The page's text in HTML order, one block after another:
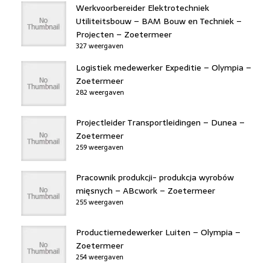
Werkvoorbereider Elektrotechniek
Utiliteitsbouw – BAM Bouw en Techniek –
Projecten – Zoetermeer
327 weergaven
Logistiek medewerker Expeditie – Olympia –
Zoetermeer
282 weergaven
Projectleider Transportleidingen – Dunea –
Zoetermeer
259 weergaven
Pracownik produkcji- produkcja wyrobów
mięsnych – ABcwork – Zoetermeer
255 weergaven
Productiemedewerker Luiten – Olympia –
Zoetermeer
254 weergaven